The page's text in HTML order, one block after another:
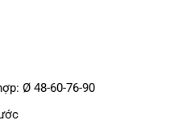
Ø 48-60-76-90